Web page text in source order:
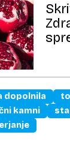
dopolnila
kamni